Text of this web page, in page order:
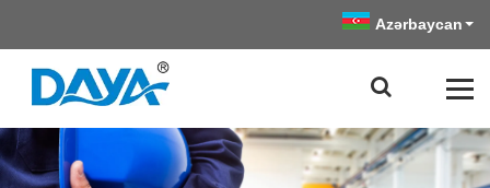
Azərbaycan